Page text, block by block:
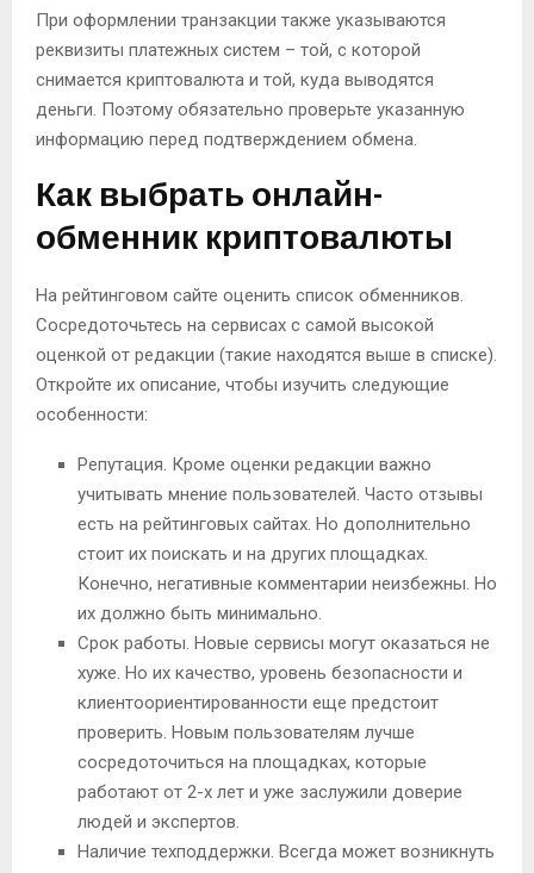
При оформлении транзакции также указываются
реквизиты платежных систем – той, с которой
снимается криптовалюта и той, куда выводятся
деньги. Поэтому обязательно проверьте указанную
информацию перед подтверждением обмена.
Как выбрать онлайн-
обменник криптовалюты
На рейтинговом сайте оценить список обменников.
Сосредоточьтесь на сервисах с самой высокой
оценкой от редакции (такие находятся выше в списке).
Откройте их описание, чтобы изучить следующие
особенности:
Репутация. Кроме оценки редакции важно
учитывать мнение пользователей. Часто отзывы
есть на рейтинговых сайтах. Но дополнительно
стоит их поискать и на других площадках.
Конечно, негативные комментарии неизбежны. Но
их должно быть минимально.
Срок работы. Новые сервисы могут оказаться не
хуже. Но их качество, уровень безопасности и
клиентоориентированности еще предстоит
проверить. Новым пользователям лучше
сосредоточиться на площадках, которые
работают от 2-х лет и уже заслужили доверие
людей и экспертов.
Наличие техподдержки. Всегда может возникнуть